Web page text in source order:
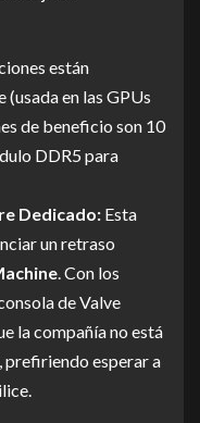
están
en las GPUs
de beneficio son 10
DDR5 para
Dedicado: Esta
un retraso
. Con los
de Valve
la compañía no está
prefiriendo esperar a